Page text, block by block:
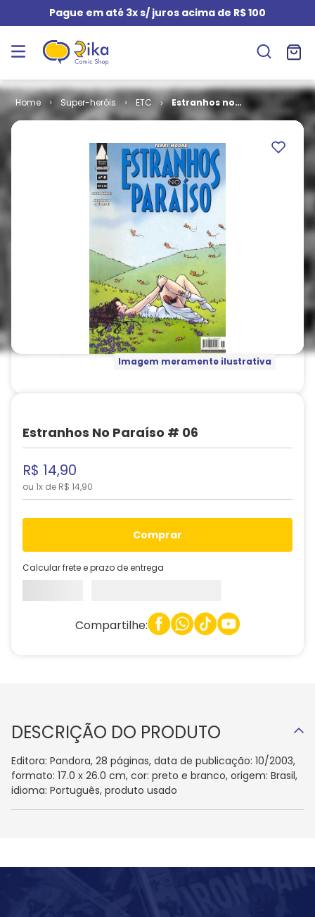
Pague em até 3x s/ juros acima de R$ 100
Super-heróis ETC
Estranhos no
Paraíso # 06
Imagem meramente ilustrativa
Estranhos No Paraíso # 06
R$ 14,90
ou 1x de R$ 14,90
comprar
Calcular frete e prazo de entrega
Compartilhe:
DESCRIÇÃO DO PRODUTO
Editora: Pandora, 28 páginas, data de publicação: 10/2003,
formato: 17.0 x 26.0 cm, cor: preto e branco, origem: Brasil,
idioma: Português, produto usado